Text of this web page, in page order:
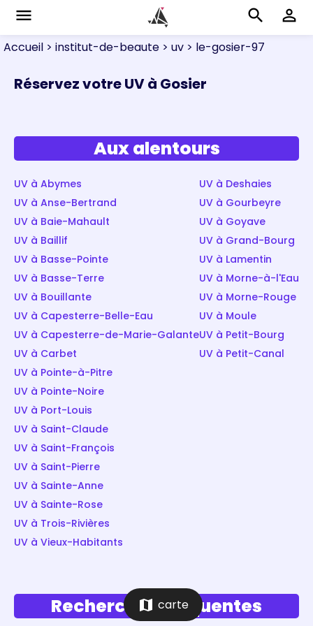
menu search perm_identity
Accueil > institut-de-beaute > uv > le-gosier-97
Réservez votre UV à Gosier
Aux alentours
UV à Abymes
UV à Anse-Bertrand
UV à Baie-Mahault
UV à Baillif
UV à Basse-Pointe
UV à Basse-Terre
UV à Bouillante
UV à Capesterre-Belle-Eau
UV à Capesterre-de-Marie-Galante
UV à Carbet
UV à Deshaies
UV à Gourbeyre
UV à Goyave
UV à Grand-Bourg
UV à Lamentin
UV à Morne-à-l'Eau
UV à Morne-Rouge
UV à Moule
UV à Petit-Bourg
UV à Petit-Canal
UV à Pointe-à-Pitre
UV à Pointe-Noire
UV à Port-Louis
UV à Saint-Claude
UV à Saint-François
UV à Saint-Pierre
UV à Sainte-Anne
UV à Sainte-Rose
UV à Trois-Rivières
UV à Vieux-Habitants
Recherches fréquentes
map carte